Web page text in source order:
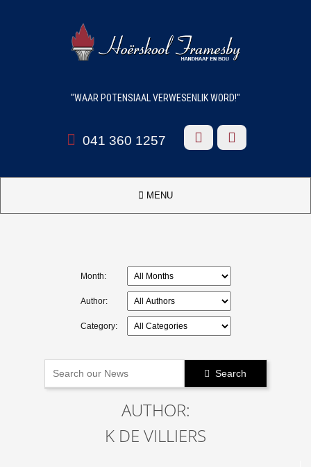
"WAAR POTENSIAAL VERWESENLIK WORD!"


 041 360 1257
 MENU
Month:
Author:
Category:
 Search
AUTHOR:
K DE VILLIERS